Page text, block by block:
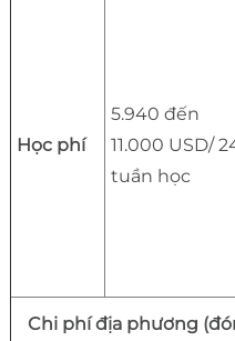
Học phí
5.940 đến
11.000 USD/
tuần học
Chi phí địa phương